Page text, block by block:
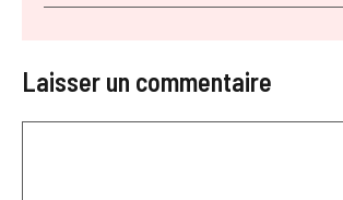
Laisser un commentaire